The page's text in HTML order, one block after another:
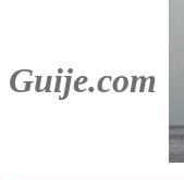
Guije.com